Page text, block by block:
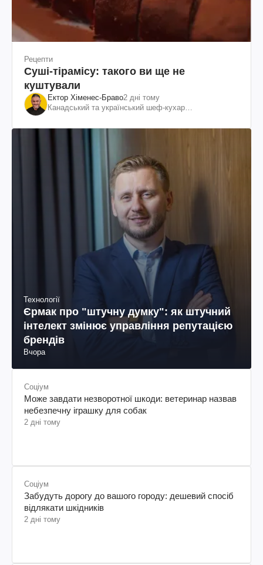
Рецепти
Суші-тірамісу: такого ви ще не
куштували
Ектор Хіменес-Браво2 дні тому
Канадський та український шеф-кухар
Технології
Єрмак про "штучну думку": як штучний
інтелект змінює управління репутацією
брендів
Вчора
Соціум
Може завдати незворотної шкоди: ветеринар назвав
небезпечну іграшку для собак
2 дні тому
Соціум
Забудуть дорогу до вашого городу: дешевий спосіб
відлякати шкідників
2 дні тому